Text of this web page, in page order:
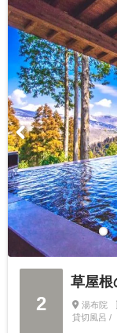
2
草屋
湯布院
貸切風呂 /